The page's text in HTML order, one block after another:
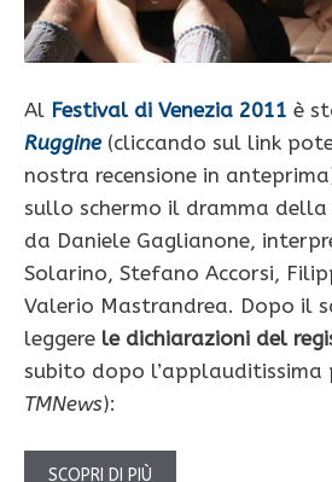
Al Festival di Venezia 2011 è
Ruggine(cliccando sul link
nostra recensione in
sullo schermo il dramma
da Daniele Gaglianone,
Solarino, Stefano Accorsi,
Valerio Mastrandrea. Dopo il
leggere le dichiarazioni del
subito dopo l’applauditissima
TMNews):
SCOPRI DI PIÙ